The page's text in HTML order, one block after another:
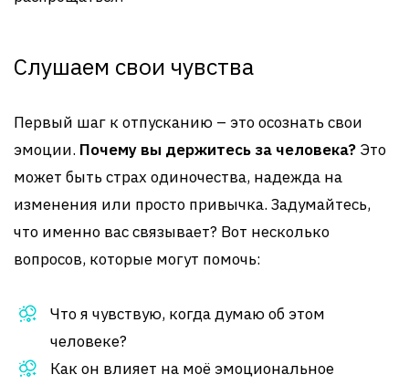
Слушаем свои чувства
Первый шаг к отпусканию – это осознать свои
эмоции. Почему вы держитесь за человека? Это
может быть страх одиночества, надежда на
изменения или просто привычка. Задумайтесь,
что именно вас связывает? Вот несколько
вопросов, которые могут помочь:
Что я чувствую, когда думаю об этом
человеке?
Как он влияет на моё эмоциональное